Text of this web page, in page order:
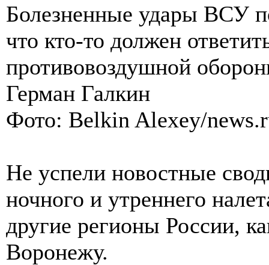
Болезненные удары ВСУ
что кто-то должен
противовоздушной
Герман Галкин
Фото: Belkin Alexey/
Не успели новостные
ночного и утреннего
другие регионы России,
Воронежу.